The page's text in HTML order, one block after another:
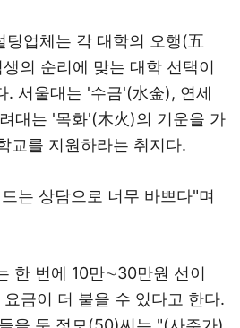
팅업체는 각 대학의 오행(五
의 순리에 맞는 대학 선택이
. 서울대는 '수금'(水金), 연세
대는 '목화'(木火)의 기운을 가
교를 지원하라는 취지다.
는 상담으로 너무 바쁘다"며
한 번에 10만∼30만원 선이
금이 더 붙을 수 있다고 한다.